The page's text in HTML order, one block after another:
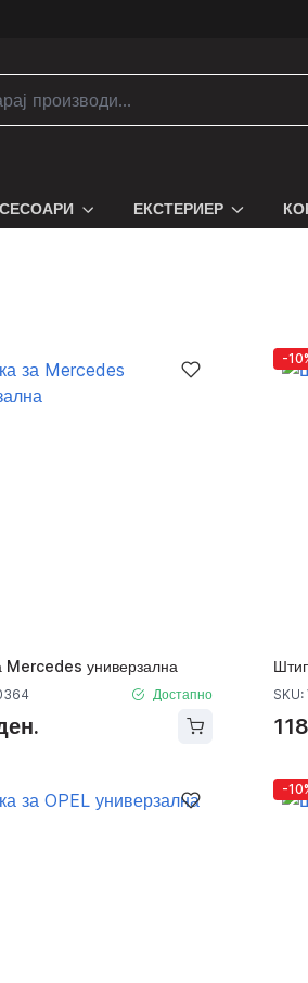
ЕКСТЕРИЕР
Mercedes универзална
Достапно
-
-